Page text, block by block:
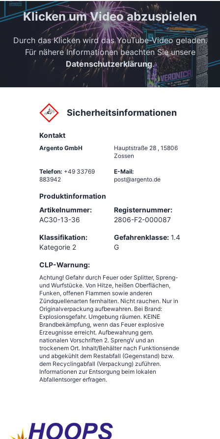
Klicken um Video abzuspielen
Durch das Klicken wird das YouTube-Video geladen.
Für nähere Informationen beachten Sie unsere
Datenschutzerklärung.
Sicherheitsinformationen
Kontakt
Argento GmbH Hauptstraße 28 , 15806
Zossen
Telefon: +49 33769
883942
E-Mail:
post@argento.de
Produktinformation
Artikelnummer:
AC30-13-36
Registernummer:
2806-F2-000087
Klassifikation:
Kategorie 2
Gefahrenklasse: 1.4
G
CLP-Warnung:
Achtung! Gefahr durch Feuer oder Splitter, Spreng-
und Wurfstücke. Von Hitze, heißen Oberflächen,
Funken, offenen Flammen sowie anderen
Zündquellenarten fernhalten. Nicht rauchen. Nur in
Originalverpackung aufbewahren. Bei Brand:
Explosionsgefahr. Umgebung räumen. KEINE
Brandbekämpfung, wenn das Feuer explosive
Erzeugnisse erreicht. Aufbewahrung gem.
nationalen Vorschriften 2. SprengV und an
trockenem Ort. Inhalt/Behälter nach Funktionsende
und abgekühlt dem Restabfall (Gegenstand) bzw.
dem Recyclingabfall (Verpackung) zuführen.
Informationen zur Entsorgung beim lokalen
Abfallentsorger erfragen.